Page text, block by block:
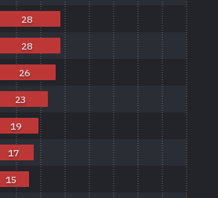
15
17
19
23
26
28
28